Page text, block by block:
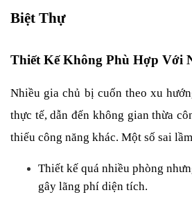
Biệt Thự
Thiết Kế Không Phù Hợp Với
Nhiều gia chủ bị cuốn theo xu
thực tế, dẫn đến không gian thừa
thiếu công năng khác. Một số sai
Thiết kế quá nhiều phòng
gây lãng phí diện tích.